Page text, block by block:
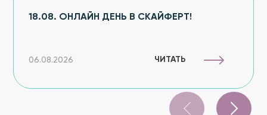
18.08. ОНЛАЙН ДЕНЬ В СКАЙФЕРТ!
06.08.2026 ЧИТАТЬ